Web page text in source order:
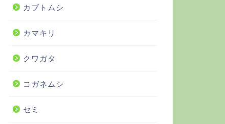
カブトムシ
カマキリ
クワガタ
コガネムシ
セミ